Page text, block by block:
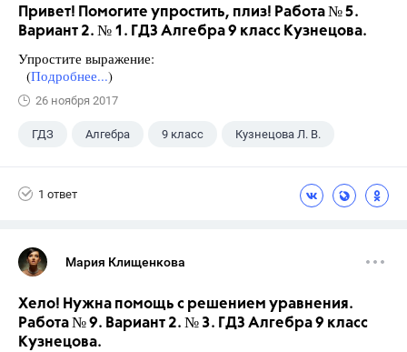
Привет! Помогите упростить, плиз! Работа № 5.
Вариант 2. № 1. ГДЗ Алгебра 9 класс Кузнецова.
Упростите выражение:
(Подробнее...)
26 ноября 2017
ГДЗ Алгебра 9 класс Кузнецова Л. В.
1 ответ
Мария Клищенкова
Хело! Нужна помощь с решением уравнения.
Работа № 9. Вариант 2. № 3. ГДЗ Алгебра 9 класс
Кузнецова.